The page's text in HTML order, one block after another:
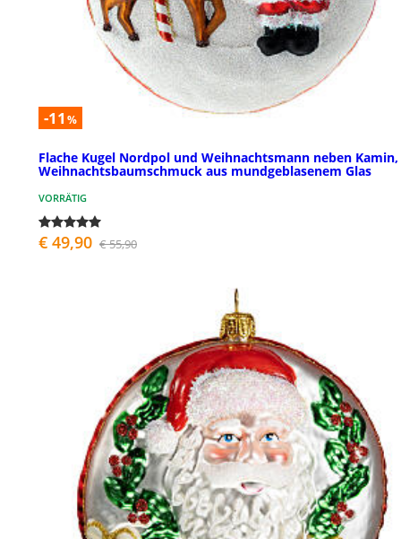
-11 %
Flache Kugel Nordpol und Weihnachtsmann neben Kamin,
Weihnachtsbaumschmuck aus mundgeblasenem Glas
VORRÄTIG
€ 49,90 € 55,90